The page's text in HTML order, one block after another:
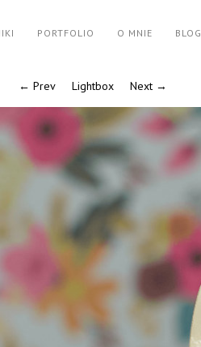
PORTFOLIO O MNIE BLOG
← Prev Lightbox Next →